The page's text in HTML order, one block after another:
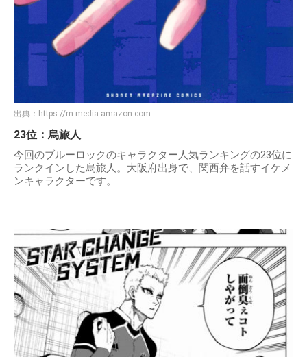
出典： https://m.media-amazon.com
23位：烏旅人
今回のブルーロックのキャラクター人気ランキングの23位に
ランクインした烏旅人。大阪府出身で、関西弁を話すイケメ
ンキャラクターです。